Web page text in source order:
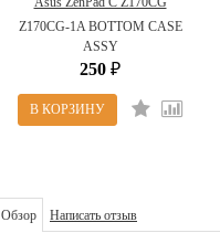
13NK01Y1AP0201 ( Z170CG-
1A BOTTOM CASE ASSY )
Z170CG-1A BOTTOM CASE
ASSY
250 ₽
Обзор Написать отзыв